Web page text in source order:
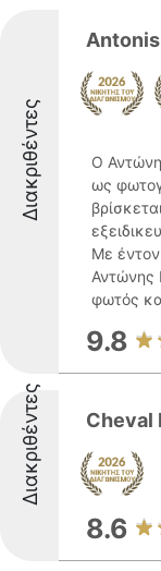
Διακριθέντες
Ο
ως
Με
Αντώνης
φωτός
9.8
Διακριθέντες Cheval
8.6